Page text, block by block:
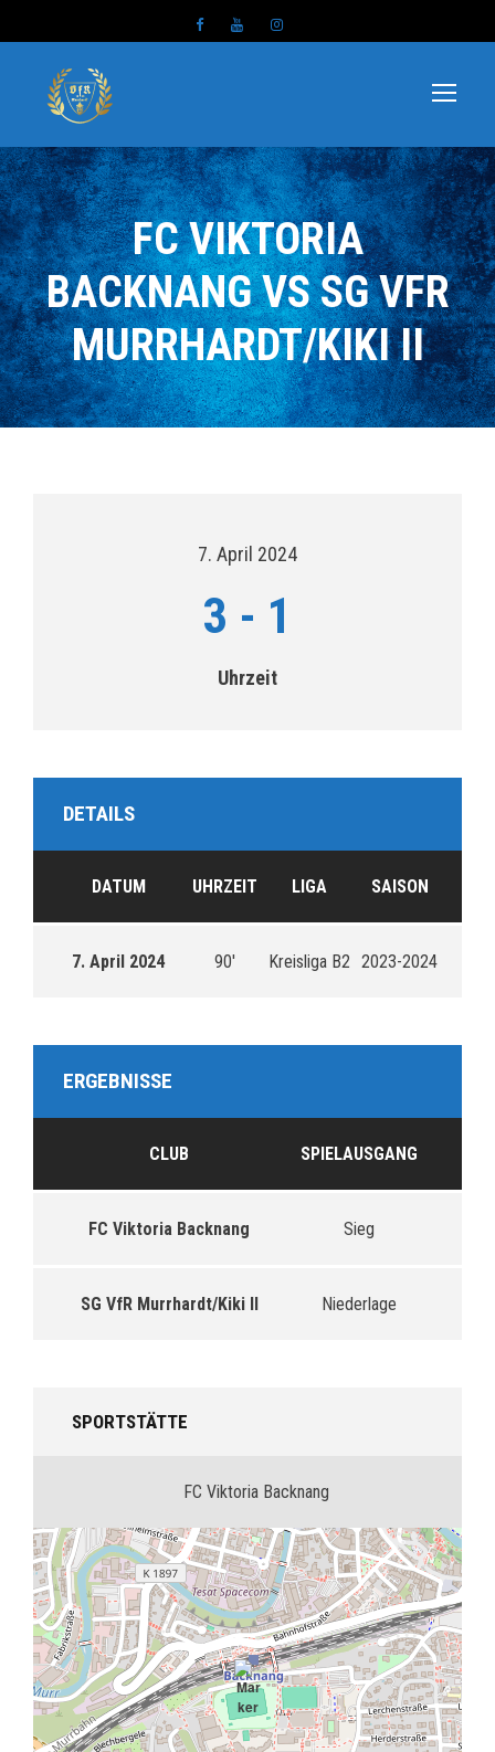
FC VIKTORIA
BACKNANG VS SG VFR
MURRHARDT/KIKI II
7. April 2024
3 - 1
Uhrzeit
DETAILS
DATUM UHRZEIT LIGA SAISON
7. April 2024 90' Kreisliga B2 2023-2024
ERGEBNISSE
CLUB SPIELAUSGANG
FC Viktoria Backnang Sieg
SG VfR Murrhardt/Kiki II Niederlage
SPORTSTÄTTE
FC Viktoria Backnang